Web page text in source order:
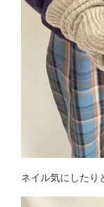
ネイル気にしたり